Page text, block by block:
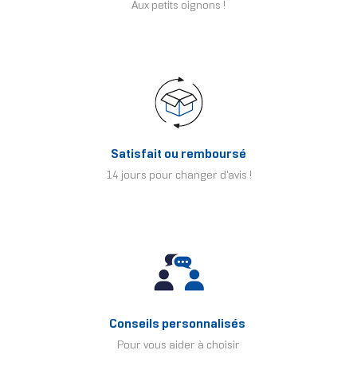
Aux petits oignons !
Satisfait ou remboursé
14 jours pour changer d'avis !
Conseils personnalisés
Pour vous aider à choisir